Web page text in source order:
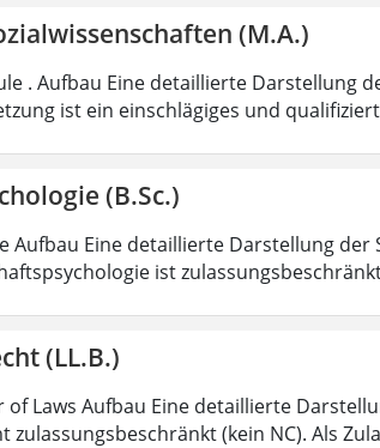
(M.A.)
. Aufbau Eine detaillierte Darstellung
ist ein einschlägiges und
(B.Sc.)
Aufbau Eine detaillierte Darstellung
ist zulassungsbeschränkt
(LL.B.)
of Laws Aufbau Eine detaillierte
zulassungsbeschränkt (kein NC). Als